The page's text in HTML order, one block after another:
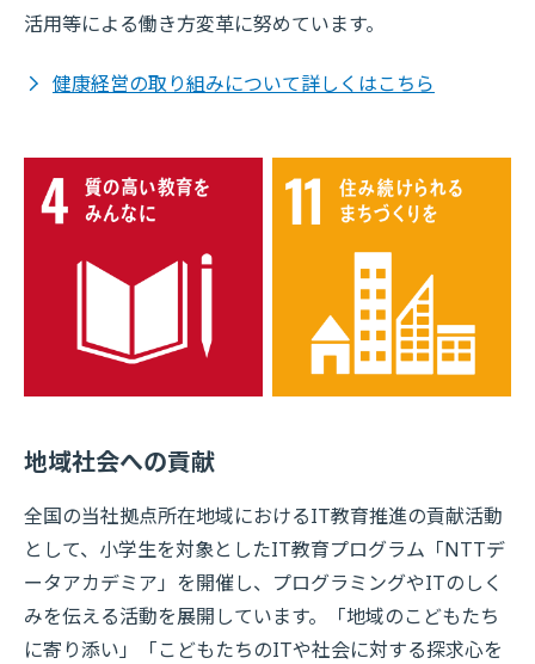
活用等による働き方変革に努めています。
健康経営の取り組みについて詳しくはこちら
地域社会への貢献
全国の当社拠点所在地域におけるIT教育推進の貢献活動
として、小学生を対象としたIT教育プログラム「NTTデ
ータアカデミア」を開催し、プログラミングやITのしく
みを伝える活動を展開しています。「地域のこどもたち
に寄り添い」「こどもたちのITや社会に対する探求心を